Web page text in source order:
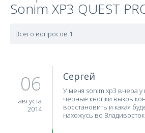
Sonim XP3 QUEST
Всего вопросов 1
06
августа
2014
Сергей
У меня sonim xp3 вчера
черные кнопки вызов
восстановить и какая
нахожусь во